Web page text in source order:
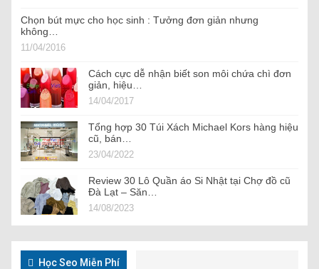
Chọn bút mực cho học sinh : Tưởng đơn giản nhưng
không…
11/04/2016
Cách cực dễ nhận biết son môi chứa chì đơn
giản, hiệu…
14/04/2017
Tổng hợp 30 Túi Xách Michael Kors hàng hiệu
cũ, bán…
23/04/2022
Review 30 Lô Quần áo Si Nhật tại Chợ đồ cũ
Đà Lạt – Săn…
14/08/2023
Học Seo Miễn Phí